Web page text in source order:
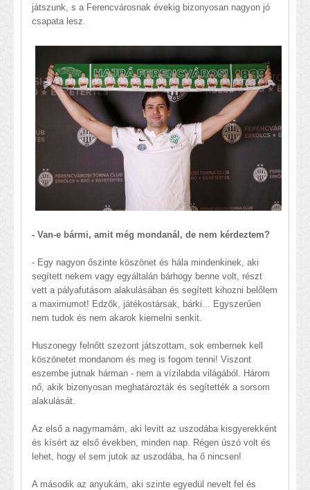
játszunk, s a Ferencvárosnak évekig bizonyosan nagyon jó
csapata lesz.
- Van-e bármi, amit még mondanál, de nem kérdeztem?
- Egy nagyon őszinte köszönet és hála mindenkinek, aki
segített nekem vagy egyáltalán bárhogy benne volt, részt
vett a pályafutásom alakulásában és segített kihozni belőlem
a maximumot! Edzők, játékostársak, bárki... Egyszerűen
nem tudok és nem akarok kiemelni senkit.
Huszonegy felnőtt szezont játszottam, sok embernek kell
köszönetet mondanom és meg is fogom tenni! Viszont
eszembe jutnak hárman - nem a vízilabda világából. Három
nő, akik bizonyosan meghatározták és segítették a sorsom
alakulását.
Az első a nagymamám, aki levitt az uszodába kisgyerekként
és kísért az első években, minden nap. Régen úszó volt és
lehet, hogy el sem jutok az uszodába, ha ő nincsen!
A második az anyukám, aki szinte egyedül nevelt fel és